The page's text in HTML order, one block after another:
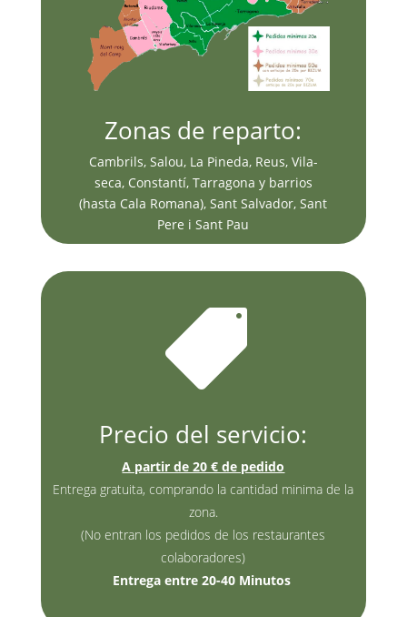
Zonas de reparto:
Cambrils, Salou, La Pineda, Reus, Vila-
seca, Constantí, Tarragona y barrios
(hasta Cala Romana), Sant Salvador, Sant
Pere i Sant Pau

Precio del servicio:
A partir de 20 € de pedido
Entrega gratuita, comprando la cantidad minima de la
zona.
(No entran los pedidos de los restaurantes
colaboradores)
Entrega entre 20-40 Minutos